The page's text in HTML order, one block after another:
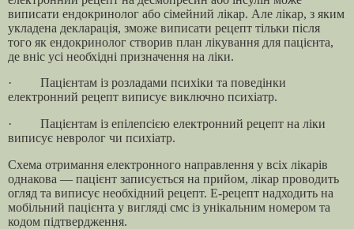
виписати ендокринолог або сімейний лікар. Але лікар, з яким
укладена декларація, зможе виписати рецепт тільки після
того як ендокринолог створив план лікування для пацієнта,
де вніс усі необхідні призначення на ліки.
· Пацієнтам із розладами психіки та поведінки
електронний рецепт виписує виключно психіатр.
· Пацієнтам із епілепсією електронний рецепт на ліки
виписує невролог чи психіатр.
Схема отримання електронного направлення у всіх лікарів
однакова — пацієнт записується на прийом, лікар проводить
огляд та виписує необхідний рецепт. Е-рецепт надходить на
мобільний пацієнта у вигляді смс із унікальним номером та
кодом підтвердження.